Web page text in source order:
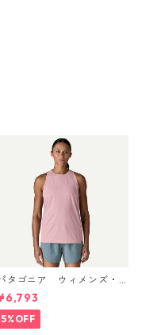
タゴニア ウィメンズ・
ャプリーン・クール・ウ
トラ・タンク Light Viole
- Quiet Violet X-Dye 44
740 日本正規品
5%OFF